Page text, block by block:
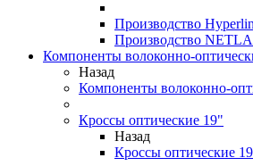
Производство
Производство
Компоненты волоконно-
Назад
Компоненты волоконно-
Кроссы оптические 19"
Назад
Кроссы оптические